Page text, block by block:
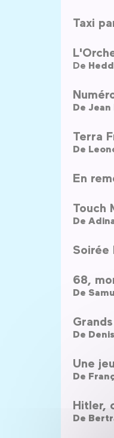
Taxi
De
De Jean
Terra
De
En
Touch
De
Soirée
68,
De
De
Une
De
Hitler,
De